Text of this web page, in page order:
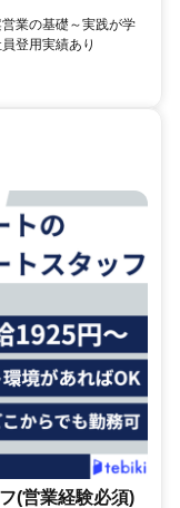
の基礎～実践が学
登用実績あり
(営業経験必須)